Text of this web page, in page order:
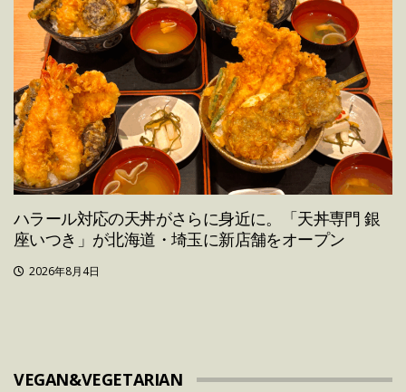
ハラール対応の天丼がさらに身近に。「天丼専門 銀
座いつき」が北海道・埼玉に新店舗をオープン
2026年8月4日
VEGAN&VEGETARIAN